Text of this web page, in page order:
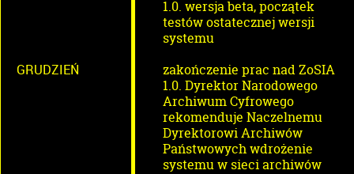
1.0. wersja beta, początek
testów ostatecznej wersji
systemu
GRUDZIEŃ
zakończenie prac nad ZoSIA
1.0. Dyrektor Narodowego
Archiwum Cyfrowego
rekomenduje Naczelnemu
Dyrektorowi Archiwów
Państwowych wdrożenie
systemu w sieci archiwów